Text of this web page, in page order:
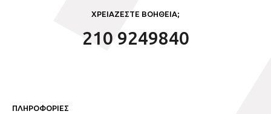
ΧΡΕΙΑΖΕΣΤΕ ΒΟΗΘΕΙΑ;
210 9249840
ΠΛΗΡΟΦΟΡΙΕΣ